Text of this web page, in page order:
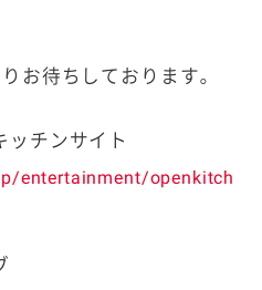
お待ちしております。
チンサイト
entertainment/openkitch